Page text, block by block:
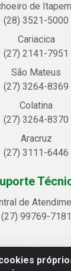
de
(28) 3521-5000
Cariacica
(27) 2141-7951
São Mateus
(27) 3264-8369
Colatina
(27) 3264-8370
Aracruz
(27) 3111-6446
de
(27) 99769-7181
LTDA - Avenida